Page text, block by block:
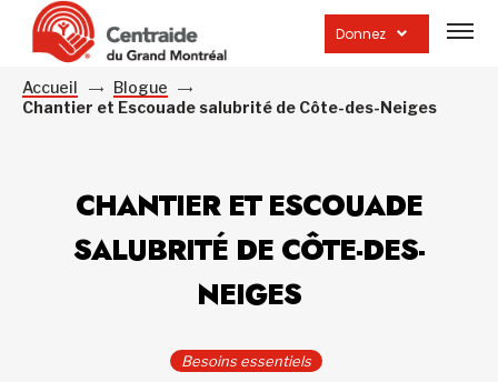
Donnez
la
Accueil
Blogue
Chantier et Escouade salubrité de Côte-des-Neiges
CHANTIER ET ESCOUADE
SALUBRITÉ DE CÔTE-DES-
NEIGES
Besoins essentiels